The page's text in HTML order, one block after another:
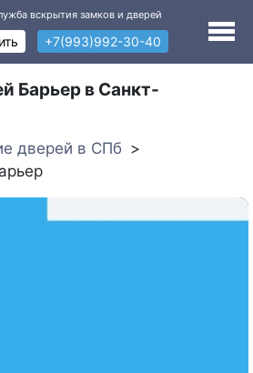
вскрытия замков и дверей
+7(993)992-30-40
Барьер в Санкт-
дверей в СПб